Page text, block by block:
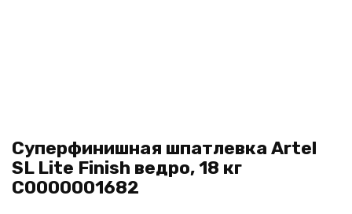
Суперфинишная шпатлевка Artel
SL Lite Finish ведро, 18 кг
С0000001682